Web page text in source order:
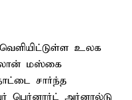
உலக
மஸ்கை
சார்ந்த
பெர்னார்ட் அர்னால்டு